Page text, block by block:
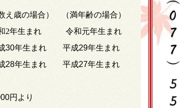
数え歳の場合） （満年齢の場合）
和2年生まれ 令和元年生まれ
30年生まれ 平成29年生まれ
28年生まれ 平成27年生まれ
円より